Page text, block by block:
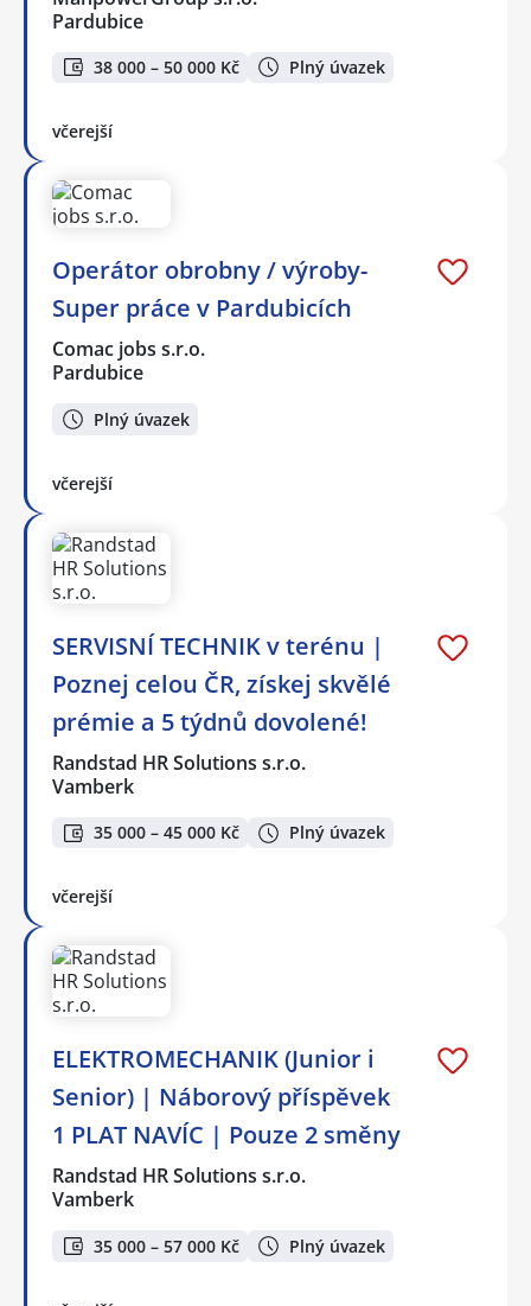
Pardubice
38 000 – 50 000 Kč Plný úvazek
včerejší
Operátor obrobny / výroby-
Super práce v Pardubicích
Comac jobs s.r.o.
Pardubice
Plný úvazek
včerejší
SERVISNÍ TECHNIK v terénu |
Poznej celou ČR, získej skvělé
prémie a 5 týdnů dovolené!
Randstad HR Solutions s.r.o.
Vamberk
35 000 – 45 000 Kč Plný úvazek
včerejší
ELEKTROMECHANIK (Junior i
Senior) | Náborový příspěvek
1 PLAT NAVÍC | Pouze 2 směny
Randstad HR Solutions s.r.o.
Vamberk
35 000 – 57 000 Kč Plný úvazek